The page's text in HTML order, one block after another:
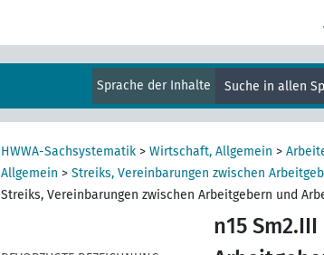
Sprache der Inhalte Suche in allen
HWWA-Sachsystematik > Wirtschaft, Allgemein >
Allgemein > Streiks, Vereinbarungen zwischen
Streiks, Vereinbarungen zwischen Arbeitgebern und
n15 Sm2.III